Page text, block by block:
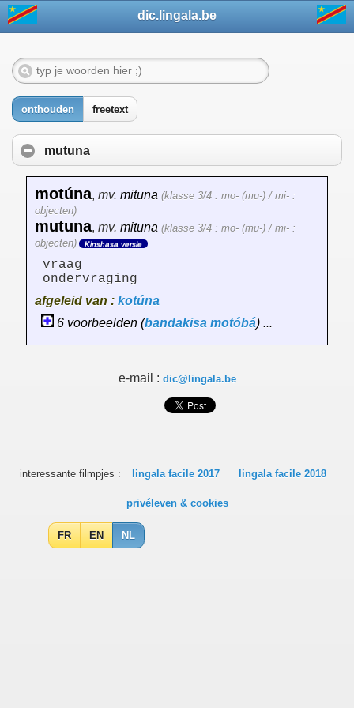
dic.lingala.be
onthouden freetext
mutuna
motúna, mv. mituna (klasse 3/4 : mo- (mu-) / mi- :
objecten)
mutuna, mv. mituna (klasse 3/4 : mo- (mu-) / mi- :
objecten)
Kinshasa versie
vraag
ondervraging
afgeleid van : kotúna
6 voorbeelden (bandakisa motóbá) ...
e-mail : dic@lingala.be
interessante filmpjes : lingala facile 2017 lingala facile 2018
privéleven & cookies
FR EN NL